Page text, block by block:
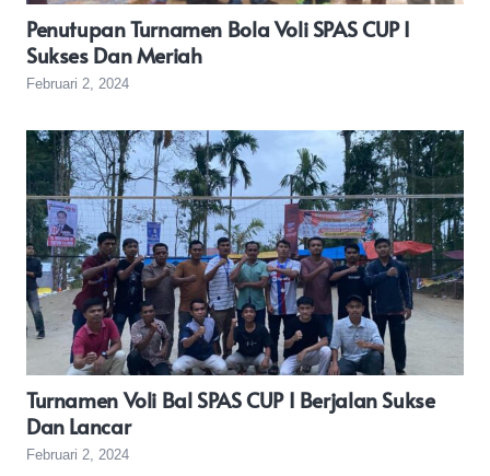
Penutupan Turnamen Bola Voli SPAS CUP I
Sukses Dan Meriah
Februari 2, 2024
Turnamen Voli Bal SPAS CUP I Berjalan Sukse
Dan Lancar
Februari 2, 2024